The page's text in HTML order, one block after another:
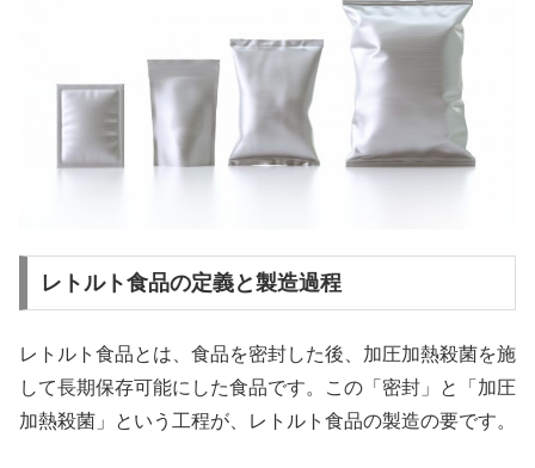
レトルト食品の定義と製造過程
レトルト食品とは、食品を密封した後、加圧加熱殺菌を施
して長期保存可能にした食品です。この「密封」と「加圧
加熱殺菌」という工程が、レトルト食品の製造の要です。